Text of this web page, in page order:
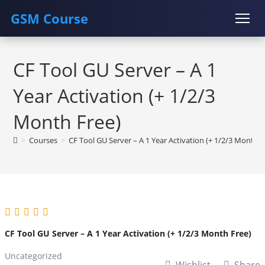
GSM Course
Instructor Registration
Skip
contentCF Tool GU Server – A 1
Year Activation (+ 1/2/3
Month Free)
> Courses > CF Tool GU Server – A 1 Year Activation (+ 1/2/3 Month
CF Tool GU Server – A 1 Year Activation (+ 1/2/3 Month Free)
Uncategorized